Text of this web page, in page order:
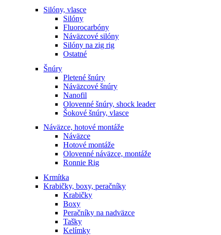
Silóny, vlasce
Silóny
Fluorocarbóny
Náväzcové silóny
Silóny na zig rig
Ostatné
Šnúry
Pletené šnúry
Náväzcové šnúry
Nanofil
Olovenné šnúry, shock leader
Šokové šnúry, vlasce
Náväzce, hotové montáže
Náväzce
Hotové montáže
Olovenné náväzce, montáže
Ronnie Rig
Krmítka
Krabičky, boxy, peračníky
Krabičky
Boxy
Peračníky na nadväzce
Tašky
Kelímky